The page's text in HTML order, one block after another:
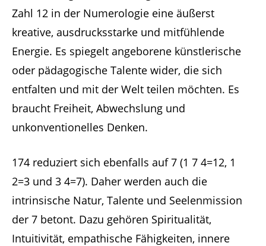
Zahl 12 in der Numerologie eine äußerst
kreative, ausdrucksstarke und mitfühlende
Energie. Es spiegelt angeborene künstlerische
oder pädagogische Talente wider, die sich
entfalten und mit der Welt teilen möchten. Es
braucht Freiheit, Abwechslung und
unkonventionelles Denken.
174 reduziert sich ebenfalls auf 7 (1 7 4=12, 1
2=3 und 3 4=7). Daher werden auch die
intrinsische Natur, Talente und Seelenmission
der 7 betont. Dazu gehören Spiritualität,
Intuitivität, empathische Fähigkeiten, innere